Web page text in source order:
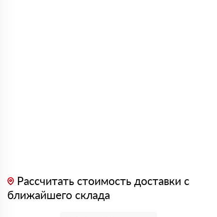
Рассчитать стоимость доставки с
ближайшего склада